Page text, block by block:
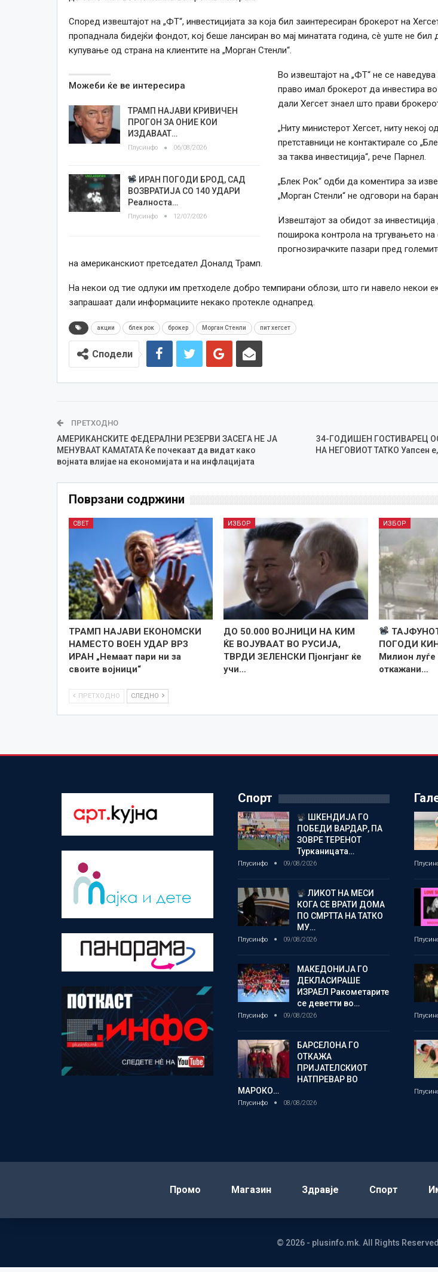
Според извештајот на „ФТ“, инвестицијата за која бил заинтересиран брокерот на
пропаднала бидејќи фондот, кој беше лансиран во мај минатата година, сè уште не бил
купување од страна на клиентите на „Морган Стенли“.
Можеби ќе ве интересира
ТРАМП НАЈАВИ КРИВИЧЕН
ПРОГОН ЗА ОНИЕ КОИ
ИЗДАВААТ…
Плусинфо 06/08/2026
ИРАН ПОГОДИ БРОД, САД
ВОЗВРАТИЈА СО 140 УДАРИ
Реалноста…
Плусинфо 12/07/2026
Во извештајот на „ФТ“ не се
право имал брокерот да инвестира
дали Хегсет знаел што прави
„Ниту министерот Хегсет, ниту некој
претставници не контактирале со
за таква инвестиција“, рече Парнел.
„Блек Рок“ одби да коментира за
„Морган Стенли“ не одговори на
Извештајот за обидот за
поширока контрола на тргувањето на
прогнозирачките пазари пред
на американскиот претседател Доналд Трамп.
На некои од тие одлуки им претходеле добро темпирани облози, што ги навело некои
запрашаат дали информациите некако протекле однапред.
акции блек рок брокер Морган Стенли пит хегсет
Сподели
ПРЕТХОДНО
АМЕРИКАНСКИТЕ ФЕДЕРАЛНИ РЕЗЕРВИ ЗАСЕГА НЕ ЈА
МЕНУВААТ КАМАТАТА Ќе почекаат да видат како
војната влијае на економијата и на инфлацијата
34-ГОДИШЕН ГОСТИВАРЕЦ
НА НЕГОВИОТ ТАТКО Уапсен
Поврзани содржини
СВЕТ
ТРАМП НАЈАВИ ЕКОНОМСКИ
НАМЕСТО ВОЕН УДАР ВРЗ
ИРАН „Немаат пари ни за
своите војници“
ИЗБОР
ДО 50.000 ВОЈНИЦИ НА КИМ
ЌЕ ВОЈУВААТ ВО РУСИЈА,
ТВРДИ ЗЕЛЕНСКИ Пјонгјанг ќе
учи…
ИЗБОР
ПОГОДИ
Милион луѓе
откажани…
ПРЕТХОДНО СЛЕДНО
Спорт
ШКЕНДИЈА ГО
ПОБЕДИ ВАРДАР, ПА
ЗОВРЕ ТЕРЕНОТ
Турканицата…
Плусинфо 09/08/2026
ЛИКОТ НА МЕСИ
КОГА СЕ ВРАТИ ДОМА
ПО СМРТТА НА ТАТКО
МУ…
Плусинфо 09/08/2026
МАКЕДОНИЈА ГО
ДЕКЛАСИРАШЕ
ИЗРАЕЛ Ракометарите
се деветти во…
Плусинфо 09/08/2026
БАРСЕЛОНА ГО
ОТКАЖА
ПРИЈАТЕЛСКИОТ
НАТПРЕВАР ВО
МАРОКО…
Плусинфо 08/08/2026
Промо Магазин Здравје Спорт
© 2026 - plusinfo.mk. All Rights